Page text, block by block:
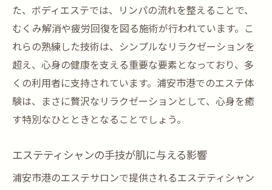
た、ボディエステでは、リンパの流れを整えることで、
むくみ解消や疲労回復を図る施術が行われています。こ
れらの熟練した技術は、シンプルなリラクゼーションを
超え、心身の健康を支える重要な要素となっており、多
くの利用者に支持されています。浦安市港でのエステ体
験は、まさに贅沢なリラクゼーションとして、心身を癒
す特別なひとときとなることでしょう。
エステティシャンの手技が肌に与える影響
浦安市港のエステサロンで提供されるエステティシャン